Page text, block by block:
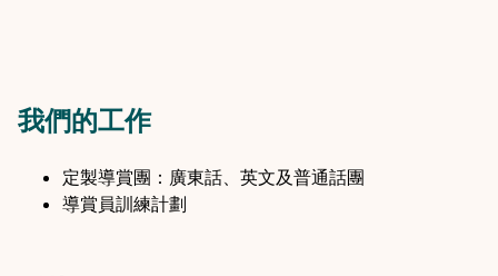
我們的工作
定製導賞團：廣東話、英文及普通話團
導賞員訓練計劃